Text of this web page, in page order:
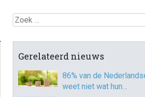
Zoek
Gerelateerd nieuws
86% van de
weet niet wat hun…